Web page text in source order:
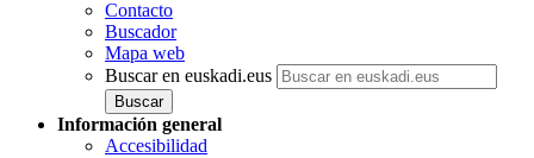
Contacto
Buscador
Mapa web
Buscar en euskadi.eus
Información general
Accesibilidad